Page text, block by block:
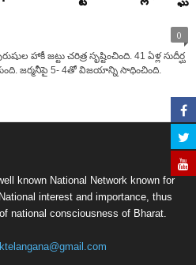
0
హాకీ జట్టు చరిత్ర సృష్టించింది. 41 ఏళ్ల సుదీర్ఘ
జర్మనీపై 5- 4తో విజయాన్ని సాధించింది.
known National Network known for
interest and importance, thus
national consciousness of Bharat.